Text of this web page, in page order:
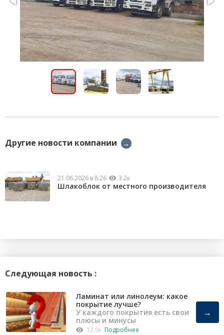
Другие новости компании →
21.06.2026 в 8:26 3.2к
Шлакоблок от местного производителя
Следующая новость :
Ламинат или линолеум: какое
покрытие лучше?
У каждого покрытия есть свои
плюсы и минусы
12.9к Подробнее
→